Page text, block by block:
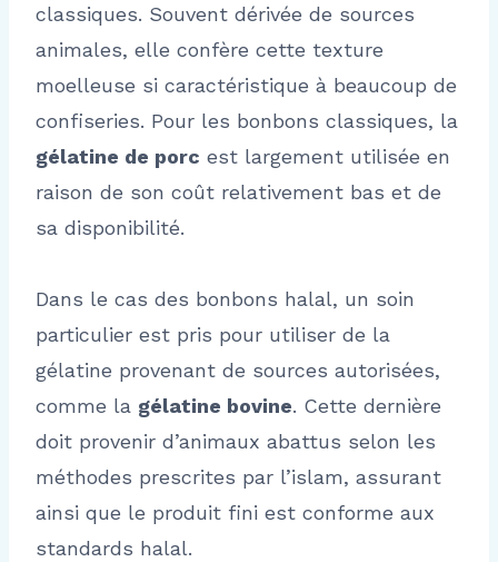
classiques. Souvent dérivée de sources
animales, elle confère cette texture
moelleuse si caractéristique à beaucoup de
confiseries. Pour les bonbons classiques, la
gélatine de porc est largement utilisée en
raison de son coût relativement bas et de
sa disponibilité.
Dans le cas des bonbons halal, un soin
particulier est pris pour utiliser de la
gélatine provenant de sources autorisées,
comme la gélatine bovine. Cette dernière
doit provenir d’animaux abattus selon les
méthodes prescrites par l’islam, assurant
ainsi que le produit fini est conforme aux
standards halal.